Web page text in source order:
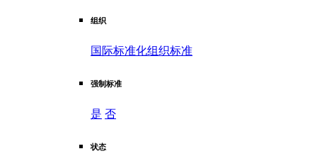
组织
国际标准化组织标准
强制标准
是 否
状态